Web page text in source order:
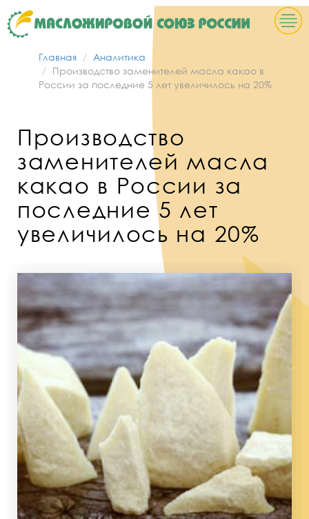
Главная
Аналитика
Производство заменителей масла какао в
России за последние 5 лет увеличилось на 20%
Производство
заменителей масла
какао в России за
последние 5 лет
увеличилось на 20%